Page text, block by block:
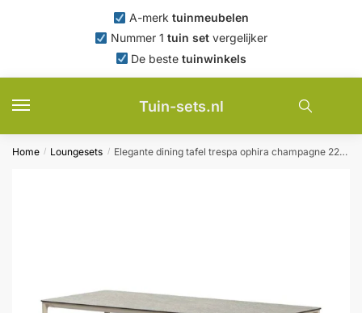
A-merk tuinmeubelen
Nummer 1 tuin set vergelijker
De bestetuinwinkels
Tuin-sets.nl
Home / Loungesets / Elegante dining tafel trespa ophira champagne 220 x 100 cm Tierra Outdoor – Tierra outdoor